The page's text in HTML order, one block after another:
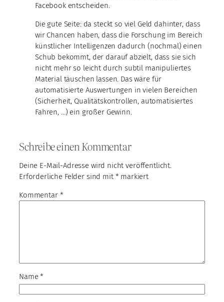
Facebook entscheiden.
Die gute Seite: da steckt so viel Geld dahinter, dass
wir Chancen haben, dass die Forschung im Bereich
künstlicher Intelligenzen dadurch (nochmal) einen
Schub bekommt, der darauf abzielt, dass sie sich
nicht mehr so leicht durch subtil manipuliertes
Material täuschen lassen. Das wäre für
automatisierte Auswertungen in vielen Bereichen
(Sicherheit, Qualitätskontrollen, automatisiertes
Fahren, …) ein großer Gewinn.
Schreibe einen Kommentar
Deine E-Mail-Adresse wird nicht veröffentlicht.
Erforderliche Felder sind mit * markiert
Kommentar *
Name*